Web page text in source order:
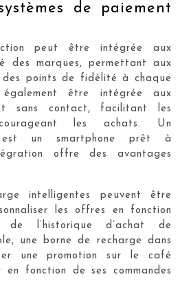
de paiement
peut être intégrée aux
des marques, permettant aux
points de fidélité à chaque
être intégrée aux
sans contact, facilitant les
les achats. Un
est un smartphone prêt à
offre des avantages
intelligentes peuvent être
les offres en fonction
l’historique d’achat de
une borne de recharge dans
une promotion sur le café
fonction de ses commandes